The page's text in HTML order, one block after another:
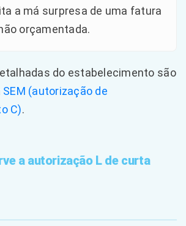
a má surpresa de uma fatura
orçamentada.
do estabelecimento são
SEM (autorização de
C).
a autorização L de curta